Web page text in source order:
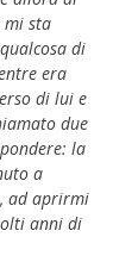
mi sta
di
era
di lui e
due
la
a
ad aprirmi
anni di